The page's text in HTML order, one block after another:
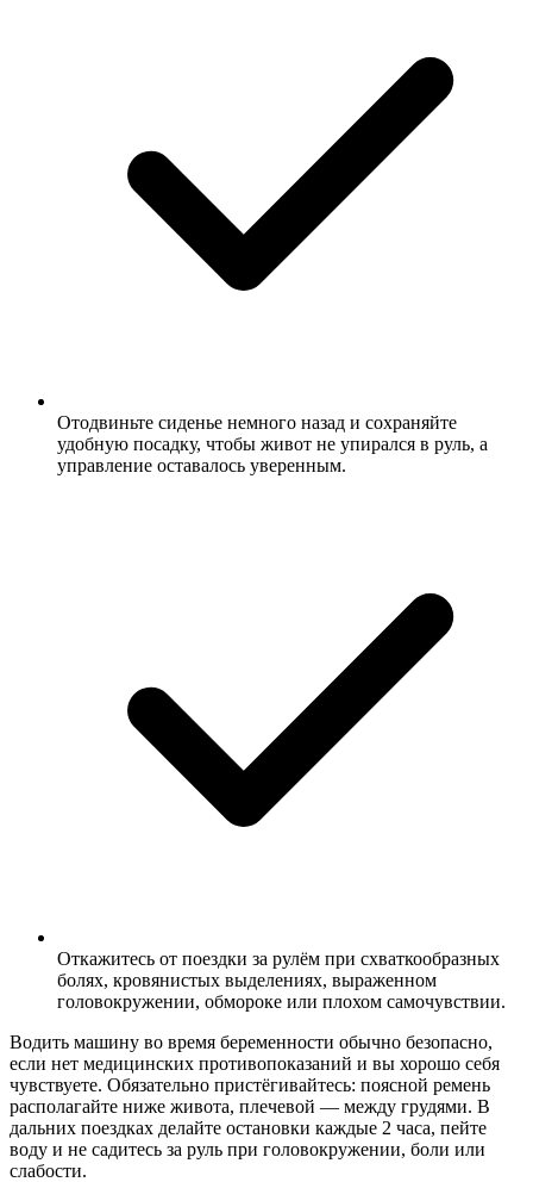
Отодвиньте сиденье немного назад и сохраняйте
удобную посадку, чтобы живот не упирался в руль, а
управление оставалось уверенным.
Откажитесь от поездки за рулём при схваткообразных
болях, кровянистых выделениях, выраженном
головокружении, обмороке или плохом самочувствии.
Водить машину во время беременности обычно безопасно,
если нет медицинских противопоказаний и вы хорошо себя
чувствуете. Обязательно пристёгивайтесь: поясной ремень
располагайте ниже живота, плечевой — между грудями. В
дальних поездках делайте остановки каждые 2 часа, пейте
воду и не садитесь за руль при головокружении, боли или
слабости.